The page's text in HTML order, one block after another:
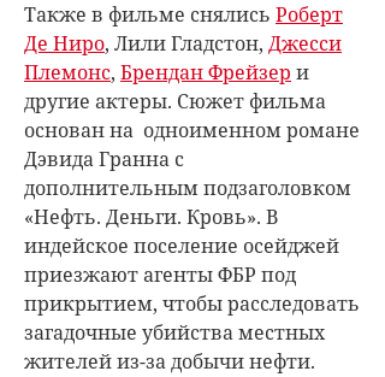
Также в фильме снялись Роберт
Де Ниро, Лили Гладстон, Джесси
Племонс, Брендан Фрейзер и
другие актеры. Сюжет фильма
основан на одноименном романе
Дэвида Гранна с
дополнительным подзаголовком
«Нефть. Деньги. Кровь». В
индейское поселение осейджей
приезжают агенты ФБР под
прикрытием, чтобы расследовать
загадочные убийства местных
жителей из-за добычи нефти.